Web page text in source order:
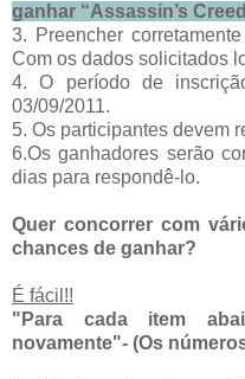
ganhar “Assassin’s
3. Preencher
Com os dados solicitados
4. O período de
03/09/2011.
5. Os participantes devem
6.Os ganhadores serão
dias para respondê-lo.
Quer concorrer com
chances de ganhar?
É fácil!!
"Para cada item
novamente"- (Os